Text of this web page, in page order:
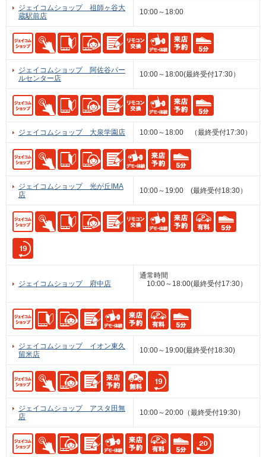
ジェイコムショップ 祖師ヶ谷大
蔵駅前店
10:00～18:00
ジェイコムショップ 阿佐谷パー
ルセンター店
10:00～18:00(最終受付17:30）
ジェイコムショップ 大泉学園店 10:00～18:00 （最終受付17:30）
ジェイコムショップ 光が丘IMA
店
10:00～19:00 (最終受付18:30）
ジェイコムショップ 府中店
通常時間
10:00～18:00(最終受付17:30）
ジェイコムショップ イオン東久
留米店
10:00～19:00(最終受付18:30)
ジェイコムショップ アスタ田無
店
10:00～20:00（最終受付19:30）